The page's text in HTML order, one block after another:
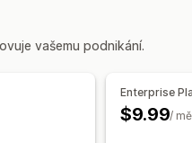
Ruční aktualizace
vašemu podnikání.
Enterprise
$9.99/